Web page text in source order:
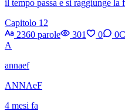
il tempo passa e si raggiunge la
Capitolo 12
2360 parole
301 0 0
A
annaef
ANNAeF
4 mesi fa